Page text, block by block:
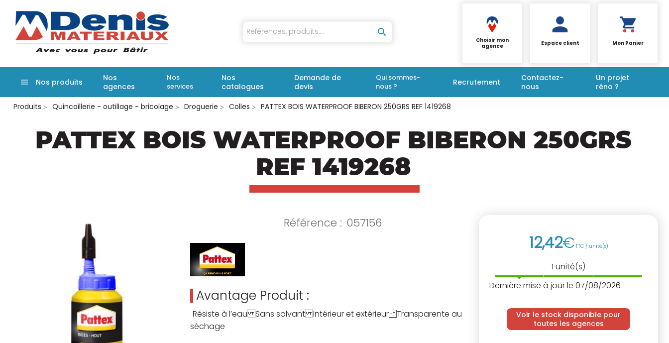
Aller
Choisir mon
agence
Espace client Mon Panier
Nos produits
Nos
agences
Nos
services
Nos
catalogues
Demande de
devis
Qui sommes-
nous ?
Recrutement
Contactez-
nous
Un projet
réno ?
Produits
Quincaillerie - outillage - bricolage Droguerie Colles PATTEX BOIS WATERPROOF BIBERON 250GRS REF 1419268
PATTEX BOIS WATERPROOF BIBERON 250GRS
REF 1419268
Référence : 057156
Avantage Produit :
Résiste à l’eau Sans solvant Intérieur et extérieur Transparente au
séchage
12,42€TTC / unité(s)
1 unité(s)
Dernière mise à jour le 07/08/2026
Voir le stock disponible pour
toutes les agences